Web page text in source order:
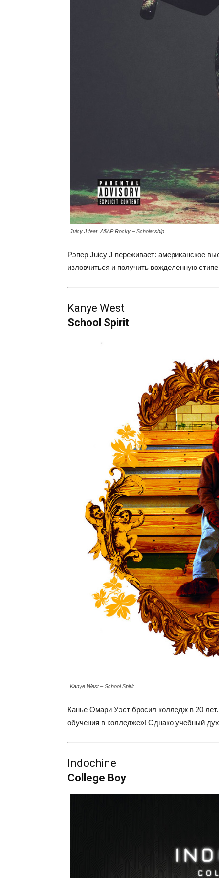
Juicy J feat. A$AP Rocky – Scholarship
Рэпер Juicy J переживает: американское
изловчиться и получить вожделенную
Kanye West
School Spirit
Kanye West – School Spirit
Канье Омари Уэст бросил колледж в 20
обучения в колледже»! Однако учебный
Indochine
College Boy